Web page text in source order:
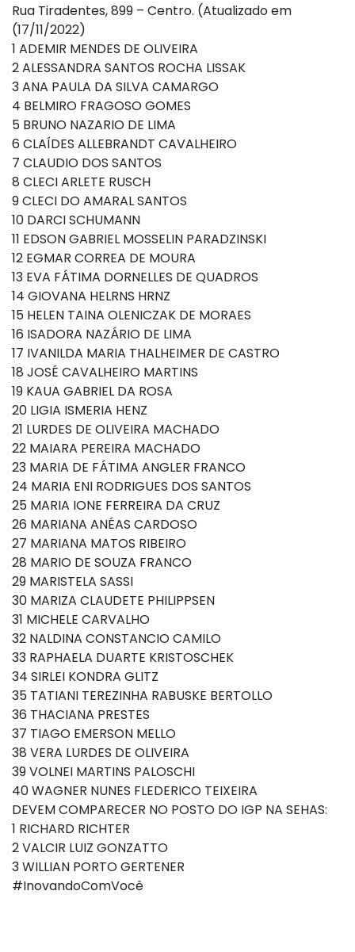
Rua Tiradentes, 899 – Centro. (Atualizado em
(17/11/2022)
1 ADEMIR MENDES DE OLIVEIRA
2 ALESSANDRA SANTOS ROCHA LISSAK
3 ANA PAULA DA SILVA CAMARGO
4 BELMIRO FRAGOSO GOMES
5 BRUNO NAZARIO DE LIMA
6 CLAÍDES ALLEBRANDT CAVALHEIRO
7 CLAUDIO DOS SANTOS
8 CLECI ARLETE RUSCH
9 CLECI DO AMARAL SANTOS
10 DARCI SCHUMANN
11 EDSON GABRIEL MOSSELIN PARADZINSKI
12 EGMAR CORREA DE MOURA
13 EVA FÁTIMA DORNELLES DE QUADROS
14 GIOVANA HELRNS HRNZ
15 HELEN TAINA OLENICZAK DE MORAES
16 ISADORA NAZÁRIO DE LIMA
17 IVANILDA MARIA THALHEIMER DE CASTRO
18 JOSÉ CAVALHEIRO MARTINS
19 KAUA GABRIEL DA ROSA
20 LIGIA ISMERIA HENZ
21 LURDES DE OLIVEIRA MACHADO
22 MAIARA PEREIRA MACHADO
23 MARIA DE FÁTIMA ANGLER FRANCO
24 MARIA ENI RODRIGUES DOS SANTOS
25 MARIA IONE FERREIRA DA CRUZ
26 MARIANA ANÉAS CARDOSO
27 MARIANA MATOS RIBEIRO
28 MARIO DE SOUZA FRANCO
29 MARISTELA SASSI
30 MARIZA CLAUDETE PHILIPPSEN
31 MICHELE CARVALHO
32 NALDINA CONSTANCIO CAMILO
33 RAPHAELA DUARTE KRISTOSCHEK
34 SIRLEI KONDRA GLITZ
35 TATIANI TEREZINHA RABUSKE BERTOLLO
36 THACIANA PRESTES
37 TIAGO EMERSON MELLO
38 VERA LURDES DE OLIVEIRA
39 VOLNEI MARTINS PALOSCHI
40 WAGNER NUNES FLEDERICO TEIXEIRA
DEVEM COMPARECER NO POSTO DO IGP NA SEHAS:
1 RICHARD RICHTER
2 VALCIR LUIZ GONZATTO
3 WILLIAN PORTO GERTENER
#InovandoComVocê